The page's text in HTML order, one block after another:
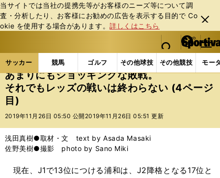
当サイトでは当社の提携先等がお客様のニーズ等について調
査・分析したり、お客様にお勧めの広告を表⽰する⽬的で Co
okie を使⽤する場合があります。詳しくはこちら
閉じ
る
web Sportiva (webスポルティーバ)
検索
マイペ
ー
ジ
メニュ
サッカー 競馬 ゴルフ その他球技 その他競技 モー
ス
ポ
ル
テ
ー
バ
サッカーの記事一覧 Jリーグ他 Jリーグ あまり
あまりにもショッキングな敗戦。
それでもレッズの戦いは終わらない (4ページ
目)
2019年11月26日 05:50 公開 2019年11月26日 05:51 更新
浅田真樹●取材・文 text by Asada Masaki
佐野美樹●撮影 photo by Sano Miki
現在、J1で13位につける浦和は、J2降格となる17位と